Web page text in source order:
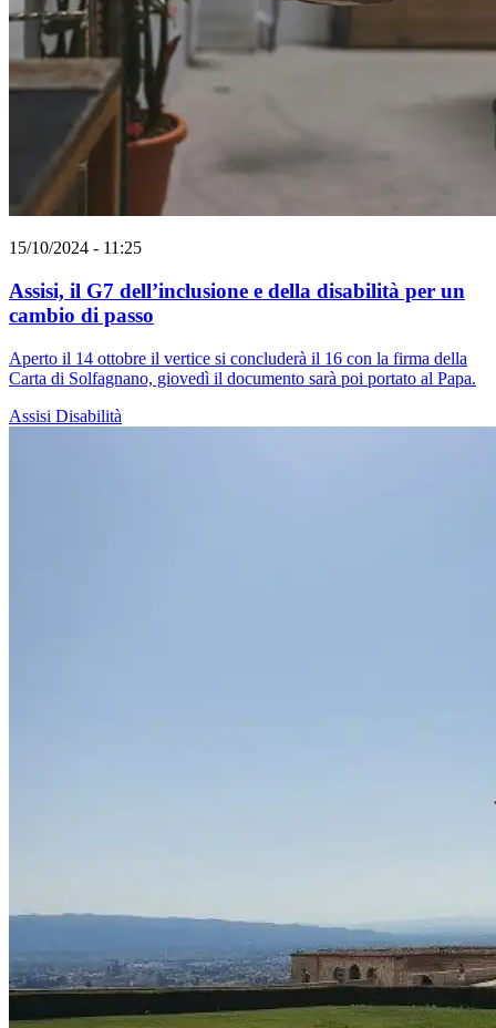
15/10/2024 - 11:25
Assisi, il G7 dell’inclusione e della disabilità per un
cambio di passo
Aperto il 14 ottobre il vertice si concluderà il 16 con la firma della
Carta di Solfagnano, giovedì il documento sarà poi portato al Papa.
Assisi Disabilità